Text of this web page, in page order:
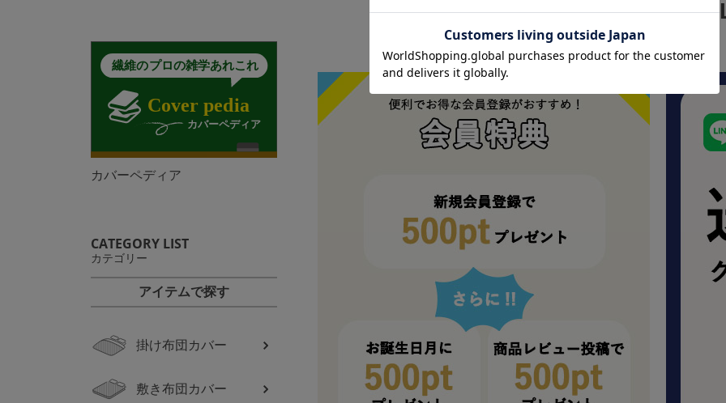
カバーペディア
CATEGORY LIST
カテゴリー
アイテムで探す
掛け布団カバー
敷き布団カバー
SPECIAL
お得情報